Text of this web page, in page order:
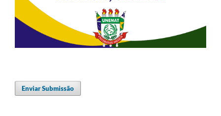
Enviar Submissão